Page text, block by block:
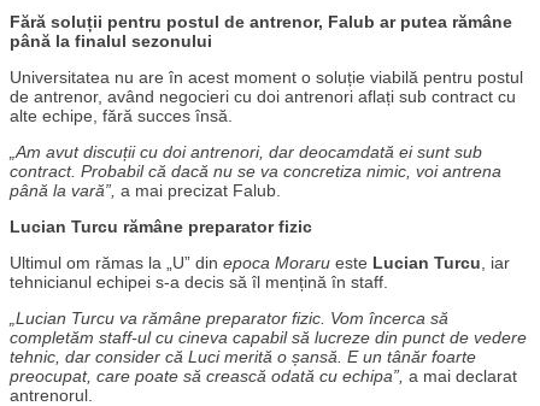
Fără soluții pentru postul de antrenor, Falub ar putea rămâne
până la finalul sezonului
Universitatea nu are în acest moment o soluție viabilă pentru postul
de antrenor, având negocieri cu doi antrenori aflați sub contract cu
alte echipe, fără succes însă.
„Am avut discuții cu doi antrenori, dar deocamdată ei sunt sub
contract. Probabil că dacă nu se va concretiza nimic, voi antrena
până la vară”, a mai precizat Falub.
Lucian Turcu rămâne preparator fizic
Ultimul om rămas la „U” din epoca Moraru este Lucian Turcu , iar
tehnicianul echipei s-a decis să îl mențină în staff.
„Lucian Turcu va rămâne preparator fizic. Vom încerca să
completăm staff-ul cu cineva capabil să lucreze din punct de vedere
tehnic, dar consider că Luci merită o șansă. E un tânăr foarte
preocupat, care poate să crească odată cu echipa”, a mai declarat
antrenorul.